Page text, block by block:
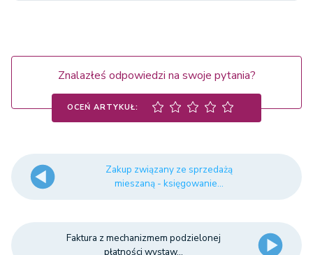
Znalazłeś odpowiedzi na swoje pytania?
OCEŃ ARTYKUŁ:
Zakup związany ze sprzedażą
mieszaną - księgowanie...
Faktura z mechanizmem podzielonej
płatności wystaw...